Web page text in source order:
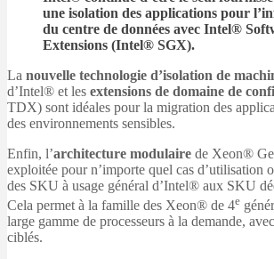
une isolation des applications pour
du centre de données avec Intel®
Extensions (Intel® SGX).
La nouvelle technologie d’isolation de
d’Intel® et les extensions de domaine de
TDX) sont idéales pour la migration des
des environnements sensibles.
Enfin, l’architecture modulaire de Xeon®
exploitée pour n’importe quel cas d’utilisation
des SKU à usage général d’Intel® aux SKU
Cela permet à la famille des Xeon® de 4e
large gamme de processeurs à la demande, avec
ciblés.